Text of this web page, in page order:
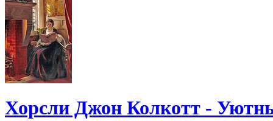
Хорсли Джон Колкотт -